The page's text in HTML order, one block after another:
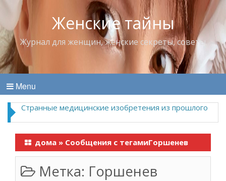
Женские тайны
Журнал для женщин, женские секреты, советы
Menu
Странные медицинские изобретения из прошлого
дома » Сообщения с тегамиГоршенев
Метка: Горшенев